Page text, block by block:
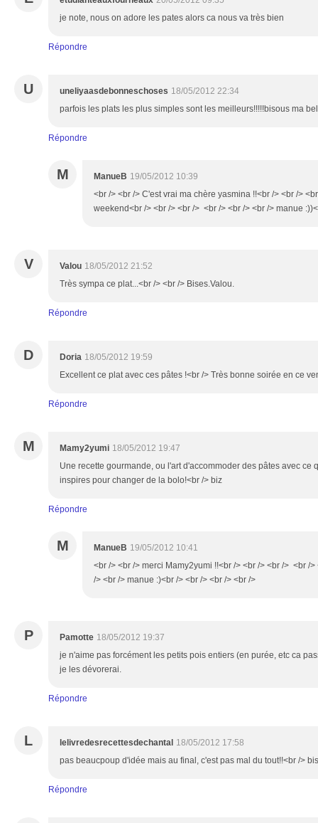
je note, nous on adore les pates alors ca nous va très bien
Répondre
U uneliyaasdebonneschoses 18/05/2012 22:34
parfois les plats les plus simples sont les meilleurs!!!!!bisous ma
Répondre
M ManueB 19/05/2012 10:39
<br /> <br /> C'est vrai ma chère yasmina !!<br /> <br />
weekend<br /> <br /> <br /> <br /> <br /> <br /> manue
V Valou 18/05/2012 21:52
Très sympa ce plat...<br /> <br /> Bises.Valou.
Répondre
D Doria 18/05/2012 19:59
Excellent ce plat avec ces pâtes !<br /> Très bonne soirée en ce
Répondre
M Mamy2yumi 18/05/2012 19:47
Une recette gourmande, ou l'art d'accommoder des pâtes avec ce
inspires pour changer de la bolo!<br /> biz
Répondre
M ManueB 19/05/2012 10:41
<br /> <br /> merci Mamy2yumi !!<br /> <br /> <br /> <br /
/> <br /> manue :)<br /> <br /> <br /> <br />
P Pamotte 18/05/2012 19:37
je n'aime pas forcément les petits pois entiers (en purée, etc ca
je les dévorerai.
Répondre
L lelivredesrecettesdechantal 18/05/2012 17:58
pas beaucpoup d'idée mais au final, c'est pas mal du tout!!<br />
Répondre